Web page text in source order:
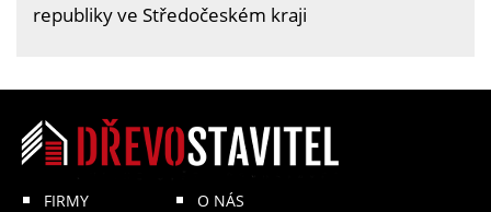
republiky ve Středočeském kraji
FIRMY
O NÁS